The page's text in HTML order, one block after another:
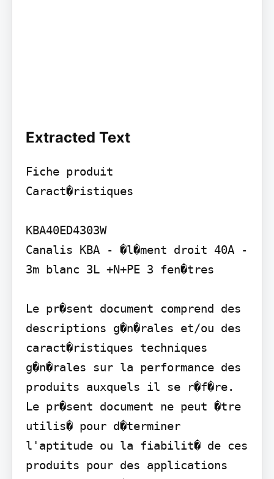
Extracted Text
Fiche produit
Caract�ristiques
KBA40ED4303W
Canalis KBA - �l�ment droit 40A -
3m blanc 3L +N+PE 3 fen�tres
Le pr�sent document comprend des
descriptions g�n�rales et/ou des
caract�ristiques techniques
g�n�rales sur la performance des
produits auxquels il se r�f�re.
Le pr�sent document ne peut �tre
utilis� pour d�terminer
l'aptitude ou la fiabilit� de ces
produits pour des applications